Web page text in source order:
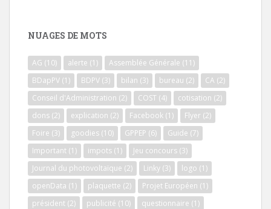
NUAGES DE MOTS
AG (10) alerte (1) Assemblée Générale (11)
BDapPV (1) BDPV (3) bilan (3) bureau (2) CA (2)
Conseil d'Administration (2) COST (4) cotisation (2)
dons (2) explication (2) Facebook (1) Flyer (2)
Foire (3) goodies (10) GPPEP (6) Guide (7)
Important (1) impots (1) Jeu concours (3)
Journal du photovoltaïque (2) Linky (3) logo (1)
openData (1) plaquette (2) Projet Européen (1)
président (2) publicité (10) questionnaire (1)